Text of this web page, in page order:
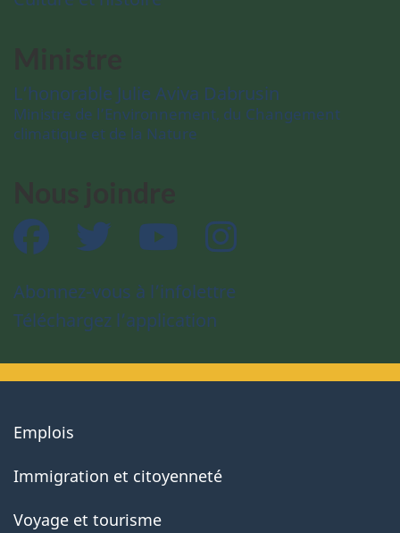
L’honorable Julie Aviva Dabrusin
Ministre de l’Environnement, du Changement
climatique et de la Nature
Facebook Twitter YouTube
Abonnez-vous à l’infolettre
Téléchargez l’application
About
government
Emplois
Immigration et citoyenneté
Voyage et tourisme